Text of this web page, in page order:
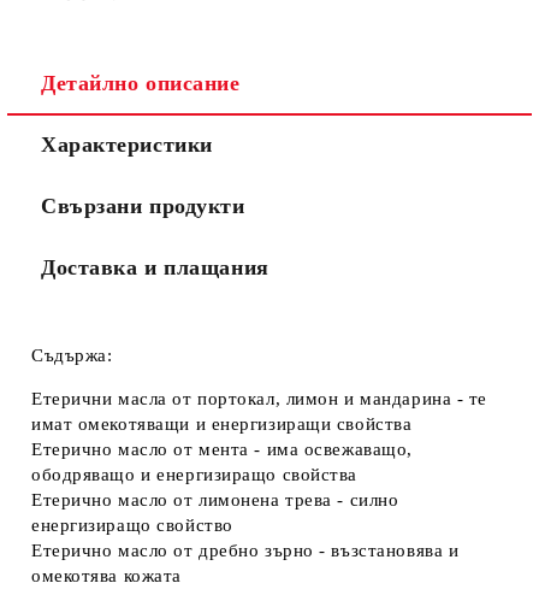
Детайлно описание
Характеристики
Свързани продукти
Доставка и плащания
Съдържа:
Етерични масла от портокал, лимон и мандарина - те
имат омекотяващи и енергизиращи свойства
Етерично масло от мента - има освежаващо,
ободряващо и енергизиращо свойства
Етерично масло от лимонена трева - силно
енергизиращо свойство
Етерично масло от дребно зърно - възстановява и
омекотява кожата